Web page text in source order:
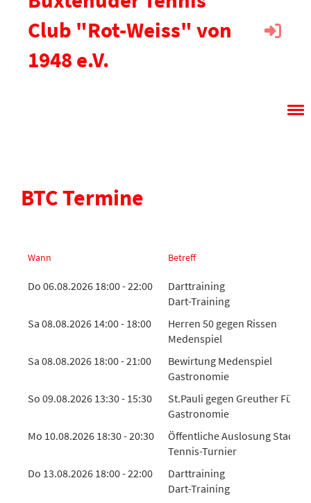
Club "Rot-Weiss" von
1948 e.V.
BTC Termine
Wann Betreff
Do 06.08.2026 18:00 - 22:00
Darttraining
Dart-Training
Sa 08.08.2026 14:00 - 18:00
Herren 50 gegen Rissen
Medenspiel
Sa 08.08.2026 18:00 - 21:00
Bewirtung Medenspiel
Gastronomie
So 09.08.2026 13:30 - 15:30
St.Pauli gegen Greuther Fürth
Gastronomie
Mo 10.08.2026 18:30 - 20:30
Öffentliche Auslosung
Tennis-Turnier
Do 13.08.2026 18:00 - 22:00
Darttraining
Dart-Training